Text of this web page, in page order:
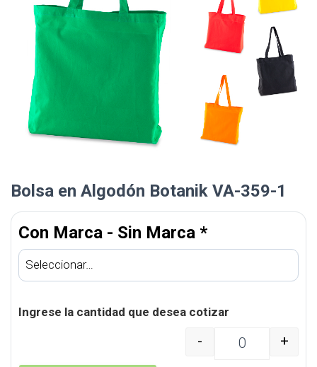
Bolsa en Algodón Botanik VA-359-1
Con Marca - Sin Marca *
Ingrese la cantidad que desea cotizar
Bolsa en Algodón
- +